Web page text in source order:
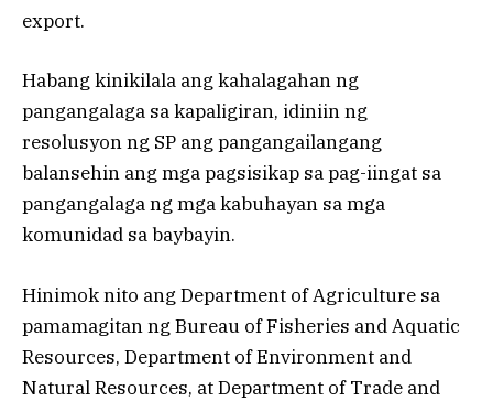
export.
Habang kinikilala ang kahalagahan ng
pangangalaga sa kapaligiran, idiniin ng
resolusyon ng SP ang pangangailangang
balansehin ang mga pagsisikap sa pag-iingat sa
pangangalaga ng mga kabuhayan sa mga
komunidad sa baybayin.
Hinimok nito ang Department of Agriculture sa
pamamagitan ng Bureau of Fisheries and Aquatic
Resources, Department of Environment and
Natural Resources, at Department of Trade and